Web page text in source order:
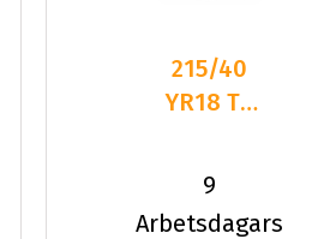
215/40
YR18 TL
QUATRAC
PRO+ XL
9
Arbetsdagars